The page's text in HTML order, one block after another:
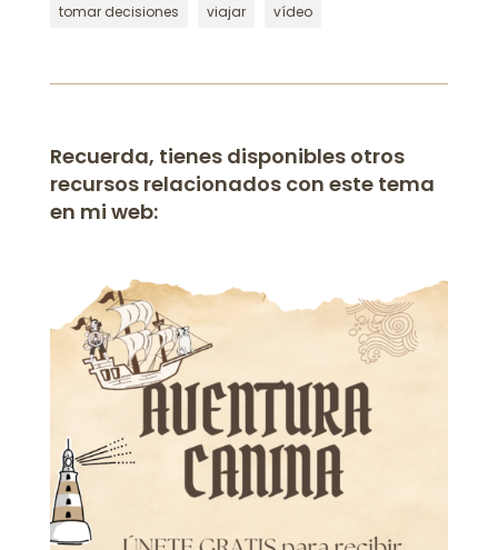
tomar decisiones
viajar vídeo
Recuerda, tienes disponibles otros
recursos relacionados con este tema
en mi web: